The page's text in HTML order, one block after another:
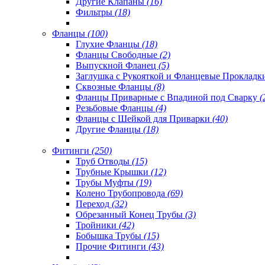
Фильтры (18)
Фланцы (100)
Глухие Фланцы (18)
Фланцы Свободные (2)
Выпускной Фланец (5)
Заглушка с Рукояткой и Фланцевые
Сквозные Фланцы (8)
Фланцы Приварные с Впадиной под Сварку
Резьбовые Фланцы (4)
Фланцы с Шейкой для Приварки (40)
Другие Фланцы (18)
Фитинги (250)
Труб Отводы (15)
Трубные Крышки (12)
Трубы Муфты (19)
Колено Трубопровода (69)
Переход (32)
Обрезанный Конец Трубы (3)
Тройники (42)
Бобышка Трубы (15)
Прочие Фитинги (43)